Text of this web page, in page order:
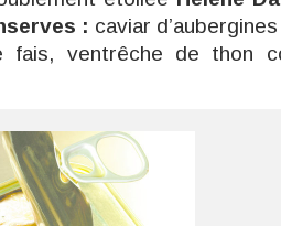
: caviar
fais, ventrêche de thon